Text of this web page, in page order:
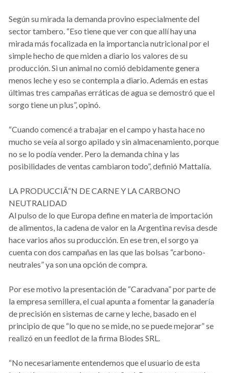
Según su mirada la demanda provino especialmente del
sector tambero. “Eso tiene que ver con que allí hay una
mirada más focalizada en la importancia nutricional por el
simple hecho de que miden a diario los valores de su
producción. Si un animal no comió debidamente genera
menos leche y eso se contempla a diario. Además en estas
últimas tres campañas erráticas de agua se demostró que el
sorgo tiene un plus”, opinó.
“Cuando comencé a trabajar en el campo y hasta hace no
mucho se veía al sorgo apilado y sin almacenamiento, porque
no se lo podía vender. Pero la demanda china y las
posibilidades de ventas cambiaron todo”, definió Mattalía.
LA PRODUCCIÃ“N DE CARNE Y LA CARBONO
NEUTRALIDAD
Al pulso de lo que Europa define en materia de importación
de alimentos, la cadena de valor en la Argentina revisa desde
hace varios años su producción. En ese tren, el sorgo ya
cuenta con dos campañas en las que las bolsas “carbono-
neutrales” ya son una opción de compra.
Por ese motivo la presentación de “Caradvana” por parte de
la empresa semillera, el cual apunta a fomentar la ganadería
de precisión en sistemas de carne y leche, basado en el
principio de que “lo que no se mide, no se puede mejorar” se
realizó en un feedlot de la firma Biodes SRL.
“No necesariamente entendemos que el usuario de esta